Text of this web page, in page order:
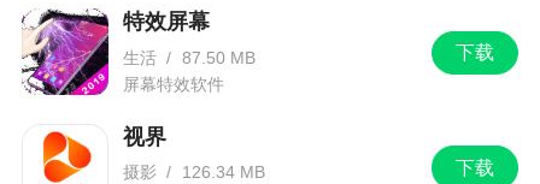
下载
特效屏幕
生活 / 87.50 MB
屏幕特效软件
下载
视界
摄影 /
126.34 MB